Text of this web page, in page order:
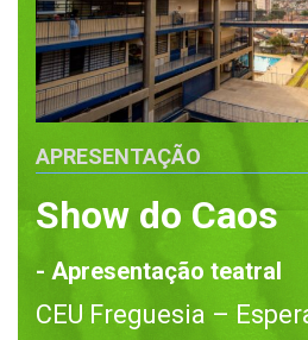
APRESENTAÇÃO
Show do Caos
- Apresentação teatral
CEU Freguesia –